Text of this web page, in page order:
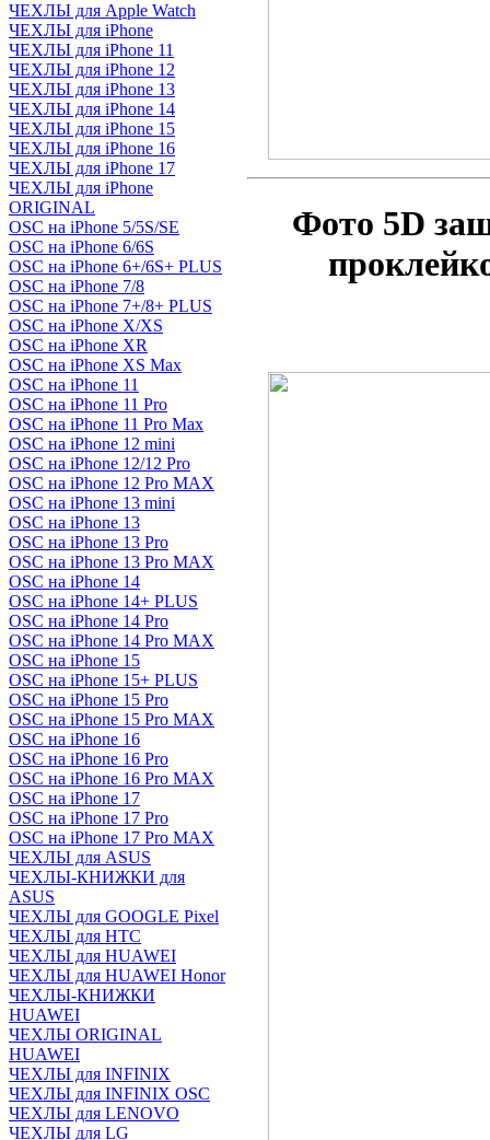
ЧЕХЛЫ для Apple Watch
ЧЕХЛЫ для iPhone
ЧЕХЛЫ для iPhone 11
ЧЕХЛЫ для iPhone 12
ЧЕХЛЫ для iPhone 13
ЧЕХЛЫ для iPhone 14
ЧЕХЛЫ для iPhone 15
ЧЕХЛЫ для iPhone 16
ЧЕХЛЫ для iPhone 17
ЧЕХЛЫ для iPhone
ORIGINAL
OSC на iPhone 5/5S/SE
OSC на iPhone 6/6S
OSC на iPhone 6+/6S+ PLUS
OSC на iPhone 7/8
OSC на iPhone 7+/8+ PLUS
OSC на iPhone X/XS
OSC на iPhone XR
OSC на iPhone XS Max
OSC на iPhone 11
OSC на iPhone 11 Pro
OSC на iPhone 11 Pro Max
OSC на iPhone 12 mini
OSC на iPhone 12/12 Pro
OSC на iPhone 12 Pro MAX
OSC на iPhone 13 mini
OSC на iPhone 13
OSC на iPhone 13 Pro
OSC на iPhone 13 Pro MAX
OSC на iPhone 14
OSC на iPhone 14+ PLUS
OSC на iPhone 14 Pro
OSC на iPhone 14 Pro MAX
OSC на iPhone 15
OSC на iPhone 15+ PLUS
OSC на iPhone 15 Pro
OSC на iPhone 15 Pro MAX
OSC на iPhone 16
OSC на iPhone 16 Pro
OSC на iPhone 16 Pro MAX
OSC на iPhone 17
OSC на iPhone 17 Pro
OSC на iPhone 17 Pro MAX
ЧЕХЛЫ для ASUS
ЧЕХЛЫ-КНИЖКИ для
ASUS
ЧЕХЛЫ для GOOGLE Pixel
ЧЕХЛЫ для HTC
ЧЕХЛЫ для HUAWEI
ЧЕХЛЫ для HUAWEI Honor
ЧЕХЛЫ-КНИЖКИ
HUAWEI
ЧЕХЛЫ ORIGINAL
HUAWEI
ЧЕХЛЫ для INFINIX
ЧЕХЛЫ для INFINIX OSC
ЧЕХЛЫ для LENOVO
ЧЕХЛЫ для LG
Фото 5D